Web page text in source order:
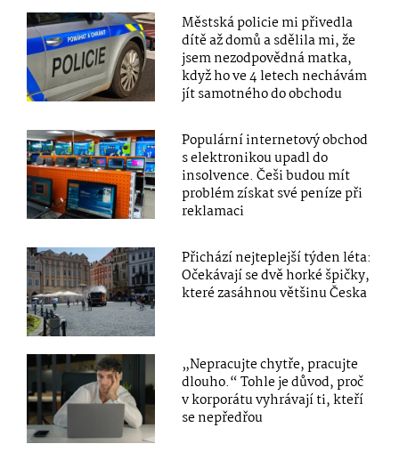
Městská policie mi přivedla
dítě až domů a sdělila mi, že
jsem nezodpovědná matka,
když ho ve 4 letech nechávám
jít samotného do obchodu
Populární internetový obchod
s elektronikou upadl do
insolvence. Češi budou mít
problém získat své peníze při
reklamaci
Přichází nejteplejší týden léta:
Očekávají se dvě horké špičky,
které zasáhnou většinu Česka
„Nepracujte chytře, pracujte
dlouho.“ Tohle je důvod, proč
v korporátu vyhrávají ti, kteří
se nepředřou